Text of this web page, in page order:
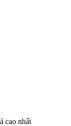
cao nhất